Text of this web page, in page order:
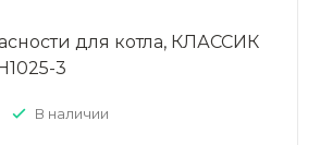
для котла, КЛАССИК
3
В наличии